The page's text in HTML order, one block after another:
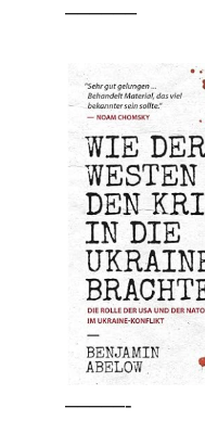
––––––
–––––-